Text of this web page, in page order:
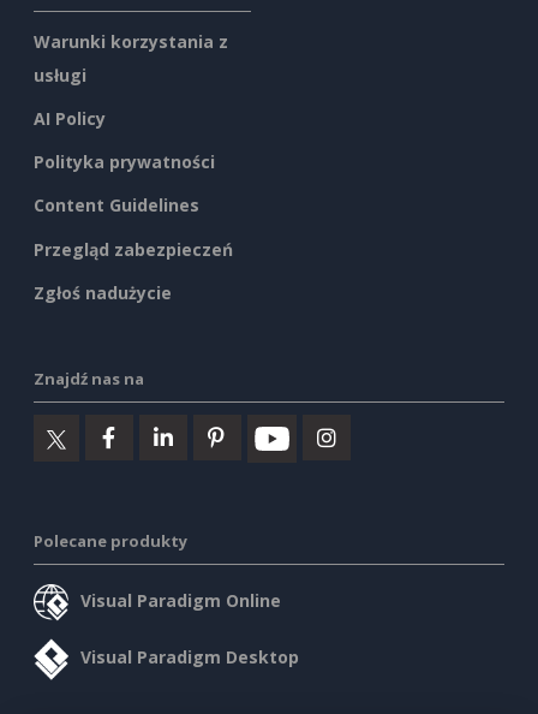
Warunki korzystania z
usługi
AI Policy
Polityka prywatności
Content Guidelines
Przegląd zabezpieczeń
Zgłoś nadużycie
Znajdź nas na
Polecane produkty
Visual Paradigm Online
Visual Paradigm Desktop